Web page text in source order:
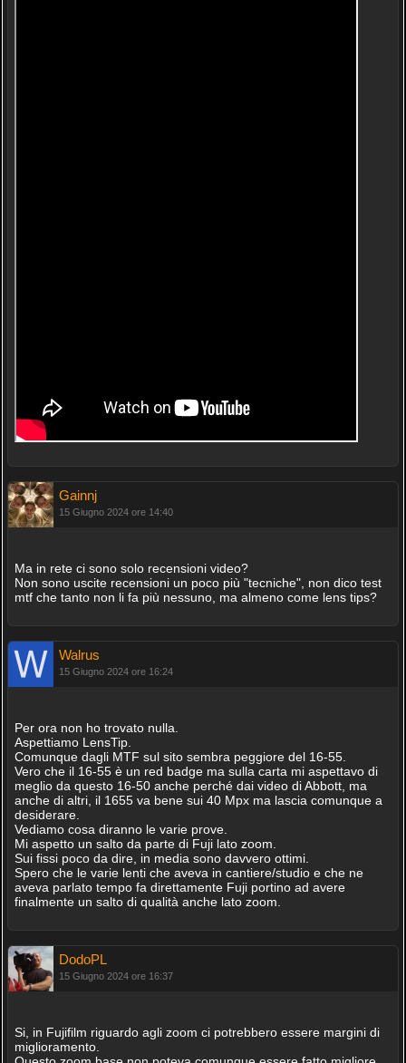
Gainnj
15 Giugno 2024 ore 14:40
Ma in rete ci sono solo recensioni video?
Non sono uscite recensioni un poco più "tecniche", non dico test
mtf che tanto non li fa più nessuno, ma almeno come lens tips?
Walrus
15 Giugno 2024 ore 16:24
Per ora non ho trovato nulla.
Aspettiamo LensTip.
Comunque dagli MTF sul sito sembra peggiore del 16-55.
Vero che il 16-55 è un red badge ma sulla carta mi aspettavo di
meglio da questo 16-50 anche perché dai video di Abbott, ma
anche di altri, il 1655 va bene sui 40 Mpx ma lascia comunque a
desiderare.
Vediamo cosa diranno le varie prove.
Mi aspetto un salto da parte di Fuji lato zoom.
Sui fissi poco da dire, in media sono davvero ottimi.
Spero che le varie lenti che aveva in cantiere/studio e che ne
aveva parlato tempo fa direttamente Fuji portino ad avere
finalmente un salto di qualità anche lato zoom.
DodoPL
15 Giugno 2024 ore 16:37
Si, in Fujifilm riguardo agli zoom ci potrebbero essere margini di
miglioramento.